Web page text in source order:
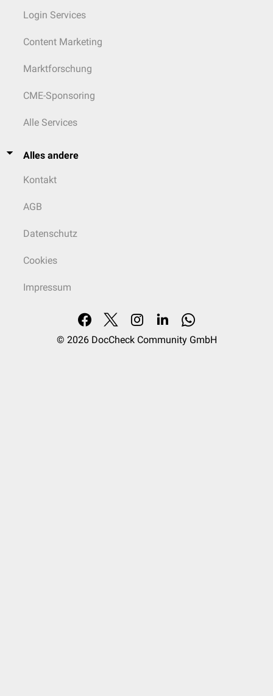
Login Services
Content Marketing
Marktforschung
CME-Sponsoring
Alle Services
Alles andere
Kontakt
AGB
Datenschutz
Cookies
Impressum
© 2026 DocCheck Community GmbH